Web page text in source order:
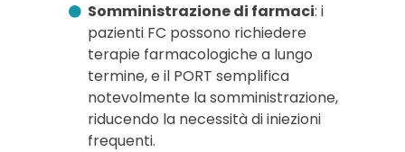
Somministrazione di farmaci: i
pazienti FC possono richiedere
terapie farmacologiche a lungo
termine, e il PORT semplifica
notevolmente la somministrazione,
riducendo la necessità di iniezioni
frequenti.